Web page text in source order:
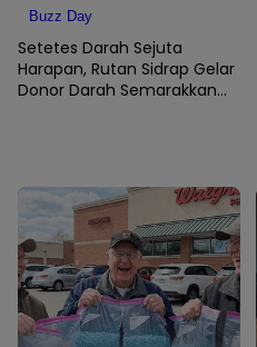
Setetes Darah Sejuta
Harapan, Rutan Sidrap Gelar
Donor Darah Semarakkan